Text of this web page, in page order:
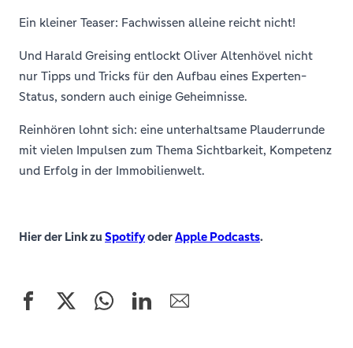
Ein kleiner Teaser: Fachwissen alleine reicht nicht!
Und Harald Greising entlockt Oliver Altenhövel nicht
nur Tipps und Tricks für den Aufbau eines Experten-
Status, sondern auch einige Geheimnisse.
Reinhören lohnt sich: eine unterhaltsame Plauderrunde
mit vielen Impulsen zum Thema Sichtbarkeit, Kompetenz
und Erfolg in der Immobilienwelt.
Hier der Link zu SpotifyoderApple Podcasts.